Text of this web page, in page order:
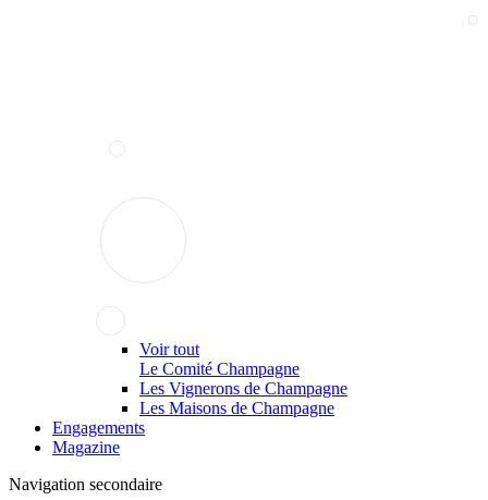
Voir tout
Le Comité Champagne
Les Vignerons de Champagne
Les Maisons de Champagne
Engagements
Magazine
Navigation secondaire